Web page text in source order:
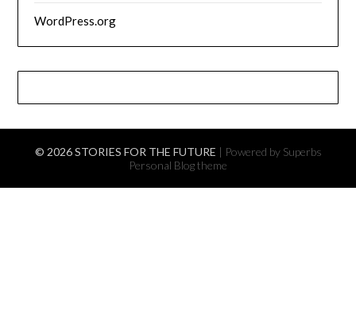
WordPress.org
© 2026 STORIES FOR THE FUTURE | Powered by Superbs
Personal Blog theme